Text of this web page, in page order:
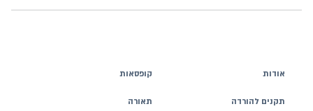
אודות
תקנים להורדה
קופסאות
תאורה